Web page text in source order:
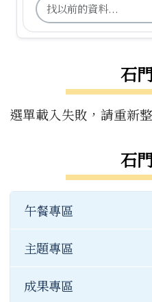
搜尋台南市石門國
石
選單載入失敗，請重新
石
午餐專區
主題專區
成果專區